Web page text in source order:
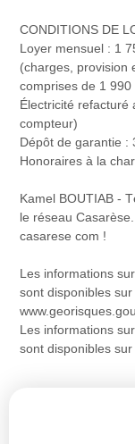
CONDITIONS DE
Loyer mensuel : 1
(charges, provision
comprises de 1 990
Électricité refacturé
compteur)
Dépôt de garantie :
Honoraires à la
Kamel BOUTIAB -
le réseau
casarese com !
Les informations
sont disponibles
Les informations
sont disponibles